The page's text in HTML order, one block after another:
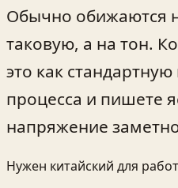
Обычно обижаются
таковую, а на тон.
это как
процесса и пишете
напряжение
Нужен китайский для